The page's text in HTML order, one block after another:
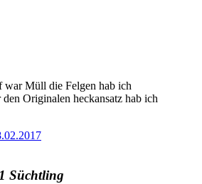
war Müll die Felgen hab ich
Originalen heckansatz hab ich
Süchtling